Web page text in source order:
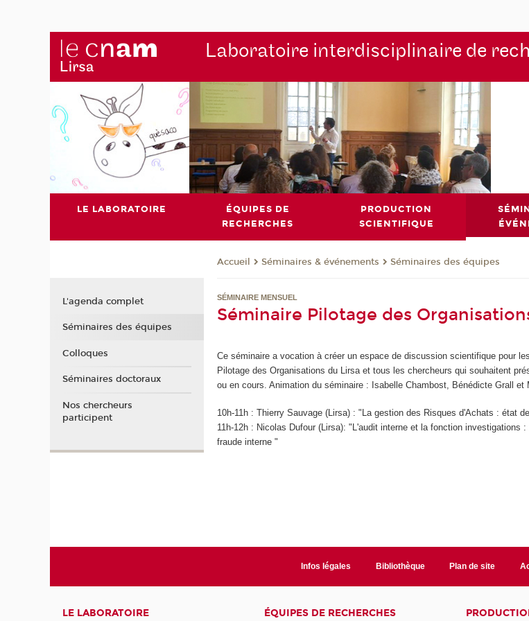
Laboratoire interdisciplinaire de
LE LABORATOIRE
ÉQUIPES DE
RECHERCHES
PRODUCTION
SCIENTIFIQUE
Accueil Séminaires & événements Séminaires des équipes
SÉMINAIRE MENSUEL
Séminaire Pilotage des
Ce séminaire a vocation à créer un espace de discussion scientifique pour
Pilotage des Organisations du Lirsa et tous les chercheurs qui souhaitent
ou en cours. Animation du séminaire : Isabelle Chambost, Bénédicte Grall et
10h-11h : Thierry Sauvage (Lirsa) : "La gestion des Risques d'Achats : état
11h-12h : Nicolas Dufour (Lirsa): "L'audit interne et la fonction investigations
fraude interne "
L'agenda complet
Séminaires des équipes
Colloques
Séminaires doctoraux
Nos chercheurs
participent
Infos légales Bibliothèque Plan de site
LE LABORATOIRE ÉQUIPES DE RECHERCHES